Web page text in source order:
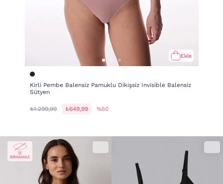
Ekle
Kirli Pembe Balensiz Pamuklu Dikişsiz Invisible Balensiz
Sütyen
₺1.299,99 ₺649,99 %50